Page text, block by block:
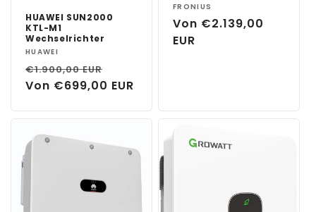
HUAWEI SUN2000
KTL-M1
Wechselrichter
Anbieter:
HUAWEI
Normaler
Preis
€1.900,00 EUR
Von €699,00 EUR
Anbieter:
FRONIUS
Normaler
Preis
Von €2.139,00
EUR